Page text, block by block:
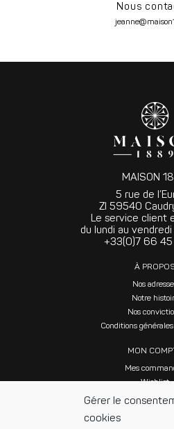
Gérer le
cookies
Nous
MAISON
5 rue de
ZI 59540
Le service client
du lundi au
+33(0)7 66
À
Nos
Notre
Nos
Conditions
MON
Mes
Wishlist